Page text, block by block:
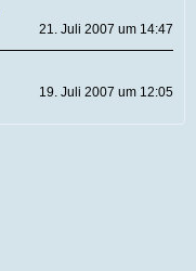
21. Juli 2007 um 14:47
19. Juli 2007 um 12:05